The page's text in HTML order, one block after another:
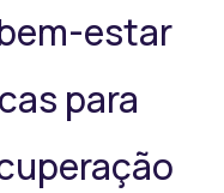
estar
para